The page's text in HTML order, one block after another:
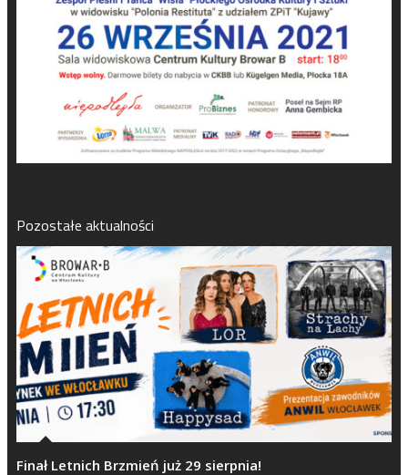
Pozostałe aktualności
Finał Letnich Brzmień już 29 sierpnia!